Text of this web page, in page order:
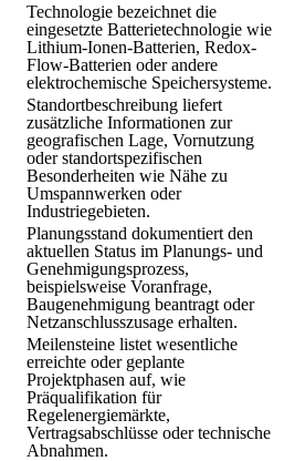
Technologie bezeichnet die
eingesetzte Batterietechnologie wie
Lithium-Ionen-Batterien, Redox-
Flow-Batterien oder andere
elektrochemische Speichersysteme.
Standortbeschreibung liefert
zusätzliche Informationen zur
geografischen Lage, Vornutzung
oder standortspezifischen
Besonderheiten wie Nähe zu
Umspannwerken oder
Industriegebieten.
Planungsstand dokumentiert den
aktuellen Status im Planungs- und
Genehmigungsprozess,
beispielsweise Voranfrage,
Baugenehmigung beantragt oder
Netzanschlusszusage erhalten.
Meilensteine listet wesentliche
erreichte oder geplante
Projektphasen auf, wie
Präqualifikation für
Regelenergiemärkte,
Vertragsabschlüsse oder technische
Abnahmen.